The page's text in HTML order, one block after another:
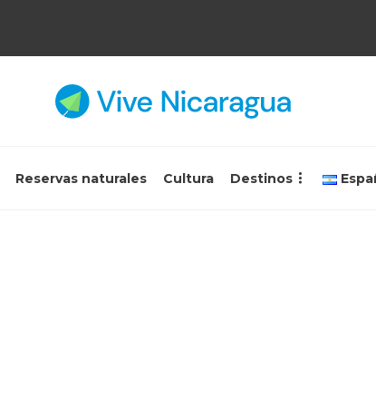
Reservas naturales Cultura Destinos